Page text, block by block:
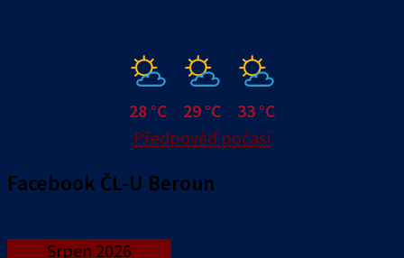
28 °C 29 °C
33 °C
Předpověď počasí
Facebook ČL-U Beroun
Srpen 2026